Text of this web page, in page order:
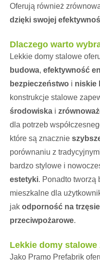
Oferują również
dzięki swojej
Dlaczego warto
Lekkie domy stalowe
budowa, efektywność
bezpieczeństwo i niskie
konstrukcje stalowe
środowiska i
dla potrzeb
które są znacznie
porównaniu z
bardzo stylowe i
estetyki. Ponadto tworzą
mieszkalne dla
jak odporność na
przeciwpożarowe.
Lekkie domy
Jako Pramo Prefabrik